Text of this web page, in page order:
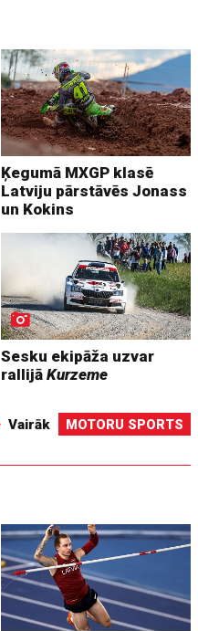
Ķegumā MXGP klasē
Latviju pārstāvēs Jonass
un Kokins
Sesku ekipāža uzvar
rallijāKurzeme
Vairāk MOTORU SPORTS